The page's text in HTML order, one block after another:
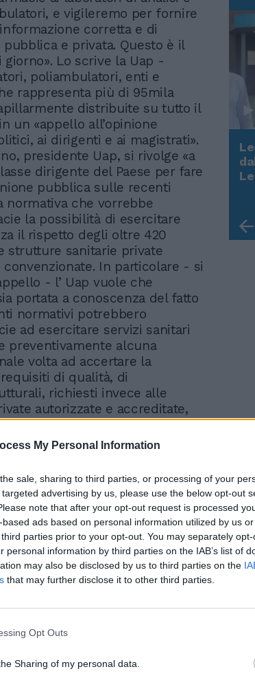
My Personal Information
sale, sharing to third parties, or processing of your
advertising by us, please use the below opt-out
note that after your opt-out request is processed
ads based on personal information utilized by us
parties prior to your opt-out. You may separately
personal information by third parties on the IAB’s list of
may also be disclosed by us to third parties on the
that may further disclose it to other third parties.
Opt Outs
Sharing of my personal data.
e vigileremo per fornire
corretta e di
e privata. Questo è il
Lo scrive la Uap -
poliambulatori, enti e
rappresenta più di 95mila
distribuite su tutto il
un «appello all’opinione
ai dirigenti e ai magistrati».
presidente Uap, si rivolge «a
dirigente del Paese per fare
pubblica sulle recenti
normativa che vorrebbe
la possibilità di esercitare
il rispetto degli oltre 420
strutture sanitarie private
In particolare - si
- l’ Uap vuole che
portata a conoscenza del fatto
normativi potrebbero
ad esercitare servizi sanitari
preventivamente alcuna
volta ad accertare la
di qualità, di
richiesti invece alle
autorizzate e accreditate,
della salute dei cittadini».
Uap alza la voce per
“servizi in favore del
cittadino, contro ogni
discriminazione”
Rudy Giuliani a Come States?
Trump, Meloni e la strategia
americana